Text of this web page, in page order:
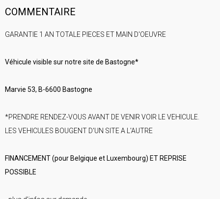
COMMENTAIRE
GARANTIE 1 AN TOTALE PIECES ET MAIN D'OEUVRE
Véhicule visible sur notre site de Bastogne*
Marvie 53, B-6600 Bastogne
*PRENDRE RENDEZ-VOUS AVANT DE VENIR VOIR LE VEHICULE.
LES VEHICULES BOUGENT D'UN SITE A L'AUTRE
FINANCEMENT (pour Belgique et Luxembourg) ET REPRISE
POSSIBLE